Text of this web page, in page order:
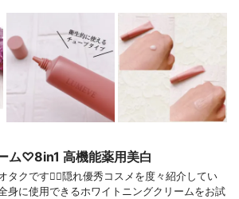
ム♡8in1 高機能薬用美白
タクです💁‍♀️⁡隠れ優秀コスメを度々紹介してい
身に使用できるホワイトニングクリームをお試